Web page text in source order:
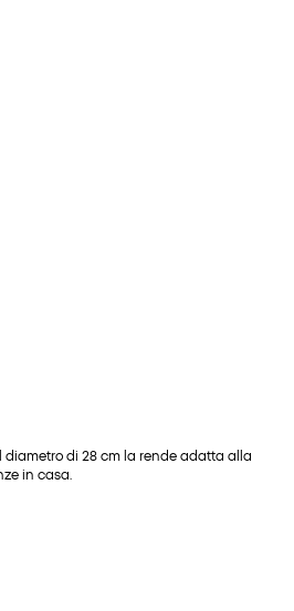
diametro di 28 cm la rende adatta alla
in casa.